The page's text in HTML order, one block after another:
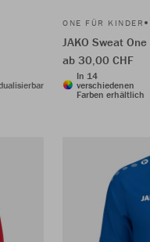
ONE FÜR KINDER
JAKO Sweat One
ab 30,00 CHF
In 14
verschiedenen
Farben erhältlich